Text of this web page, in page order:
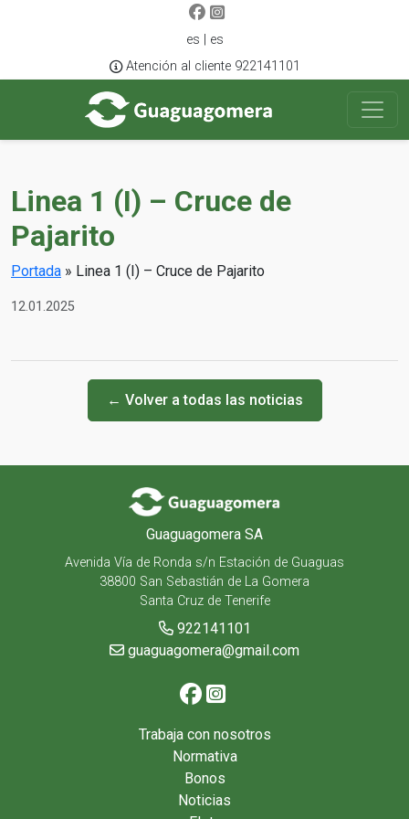
es | es
Atención al cliente 922141101
Linea 1 (I) – Cruce de
Pajarito
Portada » Linea 1 (I) – Cruce de Pajarito
12.01.2025
← Volver a todas las noticias
Guaguagomera SA
Avenida Vía de Ronda s/n Estación de Guaguas
38800 San Sebastián de La Gomera
Santa Cruz de Tenerife
922141101
guaguagomera@gmail.com
Trabaja con nosotros
Normativa
Bonos
Noticias